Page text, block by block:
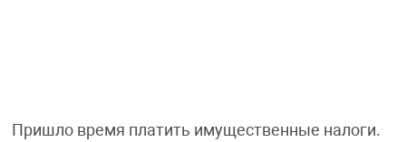
Пришло время платить имущественные налоги.